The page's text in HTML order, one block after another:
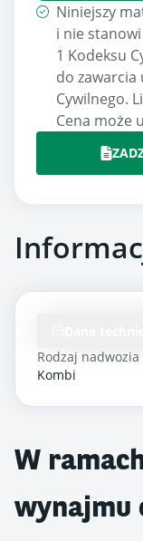
Niniejszy
i nie
1 Kodeksu
do zawarcia
Cywilnego.
Cena może
Rodzaj nadwozia
Kombi
W
wynajmu